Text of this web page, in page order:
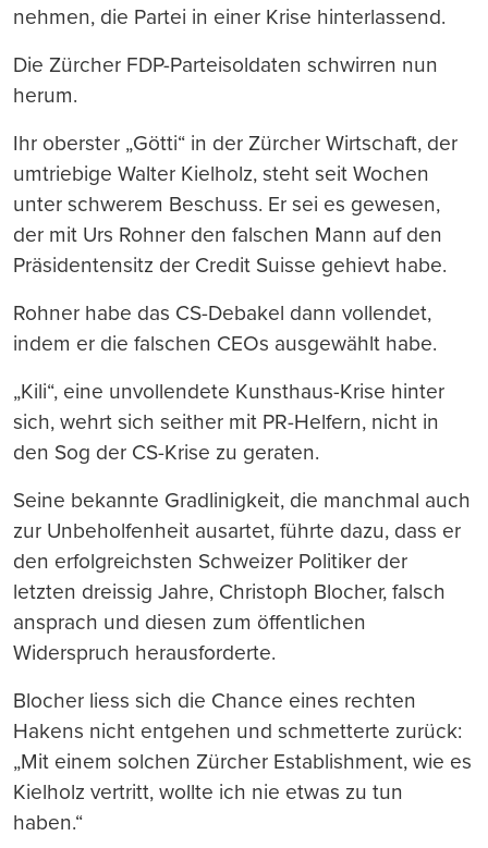
nehmen, die Partei in einer Krise hinterlassend.
Die Zürcher FDP-Parteisoldaten schwirren nun
herum.
Ihr oberster „Götti“ in der Zürcher Wirtschaft, der
umtriebige Walter Kielholz, steht seit Wochen
unter schwerem Beschuss. Er sei es gewesen,
der mit Urs Rohner den falschen Mann auf den
Präsidentensitz der Credit Suisse gehievt habe.
Rohner habe das CS-Debakel dann vollendet,
indem er die falschen CEOs ausgewählt habe.
„Kili“, eine unvollendete Kunsthaus-Krise hinter
sich, wehrt sich seither mit PR-Helfern, nicht in
den Sog der CS-Krise zu geraten.
Seine bekannte Gradlinigkeit, die manchmal auch
zur Unbeholfenheit ausartet, führte dazu, dass er
den erfolgreichsten Schweizer Politiker der
letzten dreissig Jahre, Christoph Blocher, falsch
ansprach und diesen zum öffentlichen
Widerspruch herausforderte.
Blocher liess sich die Chance eines rechten
Hakens nicht entgehen und schmetterte zurück:
„Mit einem solchen Zürcher Establishment, wie es
Kielholz vertritt, wollte ich nie etwas zu tun
haben.“